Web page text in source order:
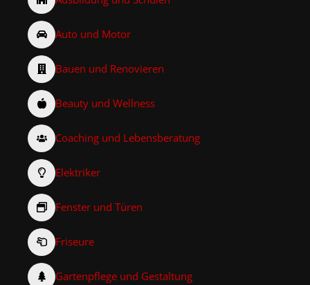
Auto und Motor
Bauen und Renovieren
Beauty und Wellness
Coaching und Lebensberatung
Elektriker
Fenster und Türen
Friseure
Gartenpflege und Gestaltung